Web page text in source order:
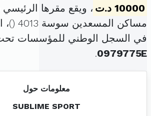
10000 د.ت
، ويقع مقرها
مساكن المسعدين سوسة 4013 (
)،
في السجل الوطني للمؤسسات
0979775E
.
معلومات حول
SUBLIME SPORT